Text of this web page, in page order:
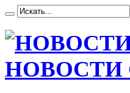
НОВОСТИ